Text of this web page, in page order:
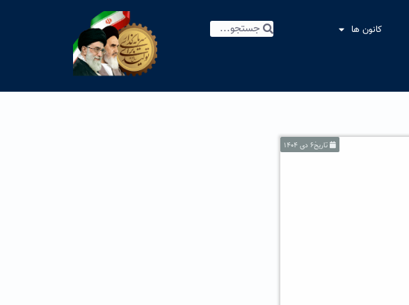
کانون ها
تاریخ۶ دی ۱۴۰۴